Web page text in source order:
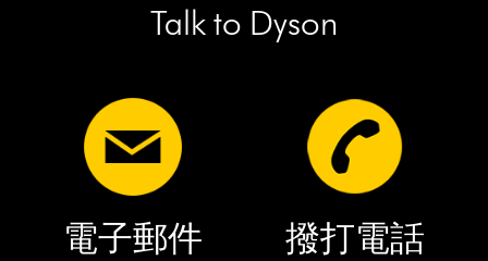
Talk to Dyson
電子郵件 撥打電話